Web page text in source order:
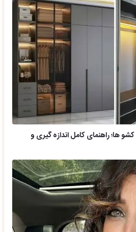
کشو ها؛ راهنمای کامل اندازه گیری و